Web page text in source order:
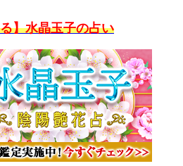
】水晶玉子の占い